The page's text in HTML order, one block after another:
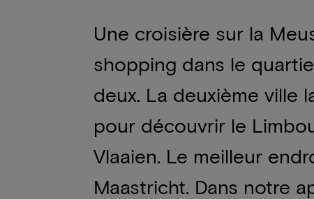
Une croisière sur la
shopping dans le
deux. La deuxième ville
pour découvrir le
Vlaaien. Le meilleur
Maastricht. Dans notre